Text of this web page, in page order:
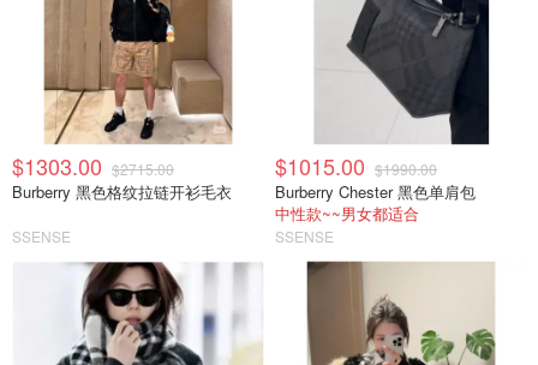
$1303.00 $2715.00
Burberry 黑色格纹拉链开衫毛衣
SSENSE
$1015.00 $1990.00
Burberry Chester 黑色单肩包
中性款~~男女都适合
SSENSE